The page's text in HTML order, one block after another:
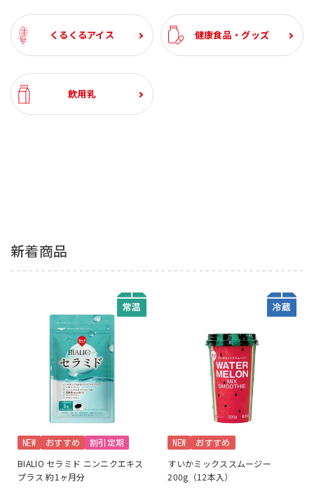
くるくるアイス 健康食品・グッズ
飲用乳
新着商品
NEW おすすめ 割引定期
BIALIO セラミド ニンニクエキス
プラス 約1ヶ月分
NEW おすすめ
すいかミックススムージー
200g（12本入）